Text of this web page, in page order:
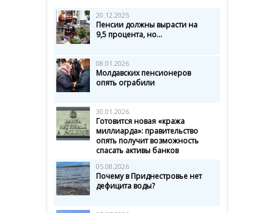
20.12.2025
Пенсии должны вырасти на
9,5 процента, но...
08.01.2026
Молдавских пенсионеров
опять ограбили
30.01.2026
Готовится новая «кража
миллиарда»: правительство
опять получит возможность
спасать активы банков
05.08.2026
Почему в Приднестровье нет
дефицита воды?